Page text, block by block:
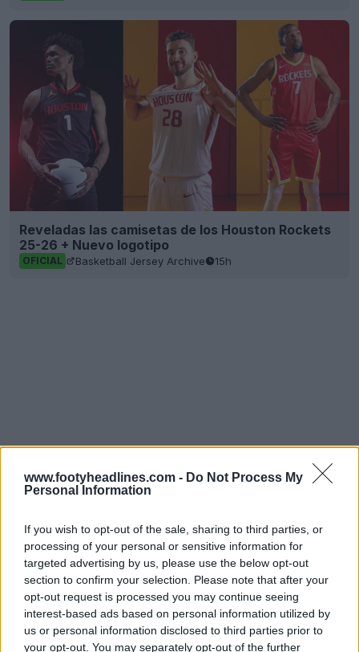
www.footyheadlines.com - Do Not Process My
Personal Information
If you wish to opt-out of the sale, sharing to third parties, or
processing of your personal or sensitive information for
targeted advertising by us, please use the below opt-out
section to confirm your selection. Please note that after your
opt-out request is processed you may continue seeing
interest-based ads based on personal information utilized by
us or personal information disclosed to third parties prior to
your opt-out. You may separately opt-out of the further
Reveladas las camisetas de los Houston Rockets
25-26 + Nuevo logotipo
OFICIAL Basketball Jersey Archive 15h